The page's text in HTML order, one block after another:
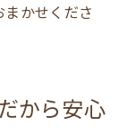
かせくださ
から安心